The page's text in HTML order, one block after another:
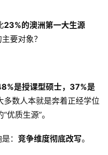
23%的澳洲第一大生源
要对象？
是授课型硕士，37%是
多数人本就是奔着正经学位
优质生源”。
： 竞争维度彻底改写。